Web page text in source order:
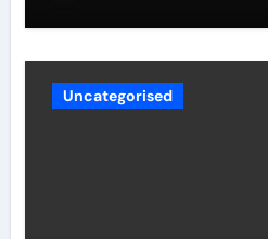
Uncategorised